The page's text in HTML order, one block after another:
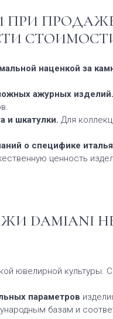
ПРОДАЖЕ
наценкой за
ажурных изделий.
и шкатулки. Для
о специфике
ценность
DAMIANI
ювелирной культуры.
параметров
базам и